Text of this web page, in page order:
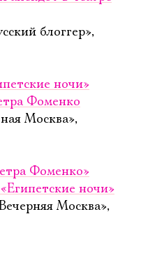
блоггер»,
ночи»
Фоменко
Москва»,
Фоменко»
ночи»
Москва»,